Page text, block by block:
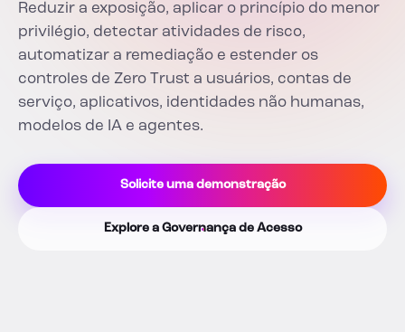
Reduzir a exposição, aplicar o princípio do menor
privilégio, detectar atividades de risco,
automatizar a remediação e estender os
controles de Zero Trust a usuários, contas de
serviço, aplicativos, identidades não humanas,
modelos de IA e agentes.
Solicite uma demonstração
Explore a Governança de Acesso